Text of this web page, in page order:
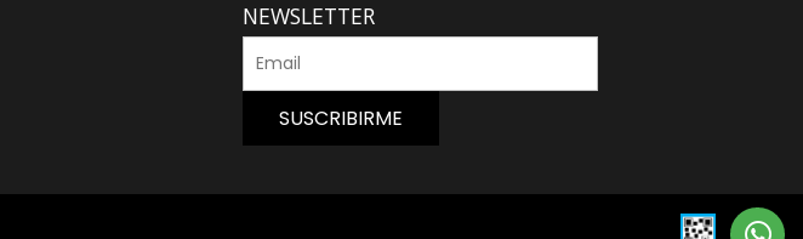
NEWSLETTER
SUSCRIBIRME